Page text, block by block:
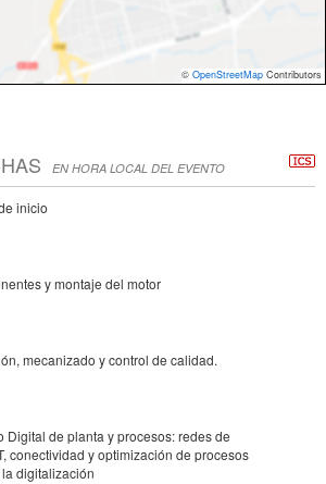
© OpenStreetMap Contributors
EN HORA LOCAL DEL EVENTO
inicio
y montaje del motor
mecanizado y control de calidad.
Digital de planta y procesos: redes de
conectividad y optimización de procesos
digitalización